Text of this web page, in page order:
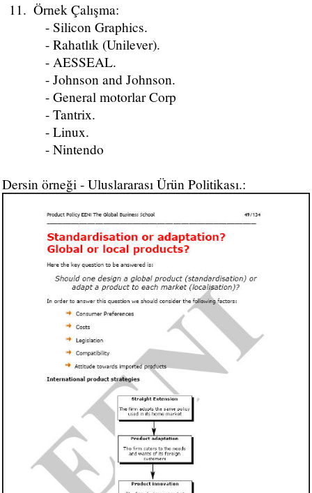
Örnek Çalışma:
- Silicon Graphics.
- Rahatlık (Unilever).
- AESSEAL.
- Johnson and Johnson.
- General motorlar Corp
- Tantrix.
- Linux.
- Nintendo
Dersin örneği - Uluslararası Ürün Politikası.: